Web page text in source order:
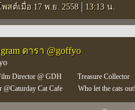
พสต์เมื่อ 17 พ.ย. 2558 | 13:13 น.
ดารา @goffyo
Director @ GDH
Treasure Collector
@Caturday Cat Cafe
Who let the cats